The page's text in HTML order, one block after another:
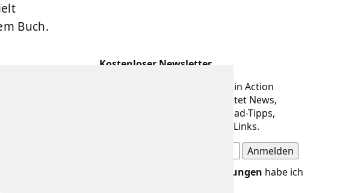
Buch.
Kostenloser Newsletter
Der Newsletter von Designer in Action
erscheint alle 14 Tage und bietet News,
Meldungen, Termine, Download-Tipps,
Buchvorstellungen und neue Links.
Datenschutzbestimmungen habe ich